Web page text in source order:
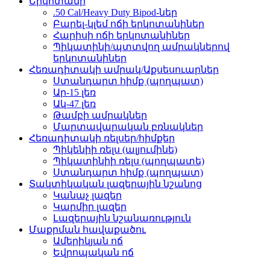
.50 Cal/Heavy Duty Bipod-ներ
Բարել-կլեմ ոճի երկոտանիներ
Հարիսի ոճի երկոտանիներ
Պիկատինի/պտտվող ամրակներով
երկոտանիներ
Հեռադիտակի ամրակ/Աքսեսուարներ
Ստանդարտ հիմք (պողպատ)
Ար-15 լեռ
Ակ-47 լեռ
Թամբի ամրակներ
Մարտավարական բռնակներ
Հեռադիտակի ռելսեր/հիմքեր
Պիկենիի ռելս (ալյումինե)
Պիկատինիի ռելս (պողպատե)
Ստանդարտ հիմք (պողպատ)
Տակտիկական լազերային նշանոց
Կանաչ լազեր
Կարմիր լազեր
Լազերային նշանառություն
Մաքրման հավաքածու
Ամերիկյան ոճ
Եվրոպական ոճ